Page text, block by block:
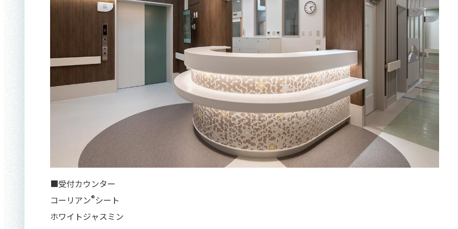
■受付カウンター
コーリアン®シート
ホワイトジャスミン